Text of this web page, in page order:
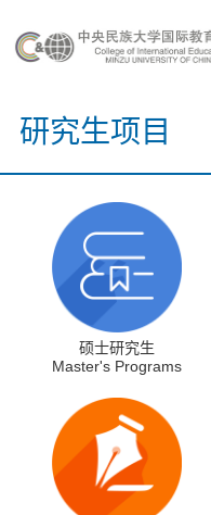
研究生项目
硕士研究生
Master's Programs